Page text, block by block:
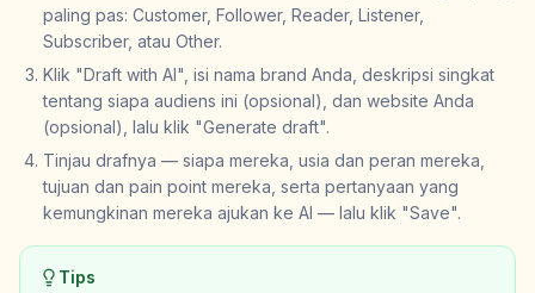
paling pas: Customer, Follower, Reader, Listener,
Subscriber, atau Other.
Klik "Draft with AI", isi nama brand Anda, deskripsi singkat
tentang siapa audiens ini (opsional), dan website Anda
(opsional), lalu klik "Generate draft".
Tinjau drafnya — siapa mereka, usia dan peran mereka,
tujuan dan pain point mereka, serta pertanyaan yang
kemungkinan mereka ajukan ke AI — lalu klik "Save".
Tips